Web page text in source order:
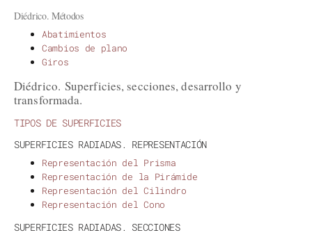
Diédrico. Métodos
Abatimientos
Cambios de plano
Giros
Diédrico. Superficies, secciones, desarrollo y
transformada.
TIPOS DE SUPERFICIES
SUPERFICIES RADIADAS. REPRESENTACIÓN
Representación del Prisma
Representación de la Pirámide
Representación del Cilindro
Representación del Cono
SUPERFICIES RADIADAS. SECCIONES